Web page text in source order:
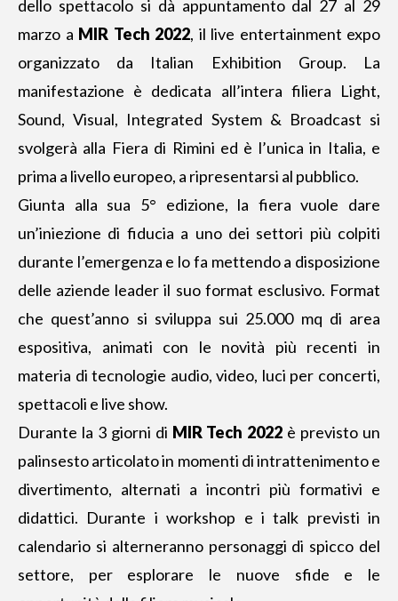
dello spettacolo si dà appuntamento dal 27 al 29
marzo a MIR Tech 2022, il live entertainment expo
organizzato da Italian Exhibition Group. La
manifestazione è dedicata all’intera filiera Light,
Sound, Visual, Integrated System & Broadcast si
svolgerà alla Fiera di Rimini ed è l’unica in Italia, e
prima a livello europeo, a ripresentarsi al pubblico.
Giunta alla sua 5° edizione, la fiera vuole dare
un’iniezione di fiducia a uno dei settori più colpiti
durante l’emergenza e lo fa mettendo a disposizione
delle aziende leader il suo format esclusivo. Format
che quest’anno si sviluppa sui 25.000 mq di area
espositiva, animati con le novità più recenti in
materia di tecnologie audio, video, luci per concerti,
spettacoli e live show.
Durante la 3 giorni di MIR Tech 2022 è previsto un
palinsesto articolato in momenti di intrattenimento e
divertimento, alternati a incontri più formativi e
didattici. Durante i workshop e i talk previsti in
calendario si alterneranno personaggi di spicco del
settore, per esplorare le nuove sfide e le